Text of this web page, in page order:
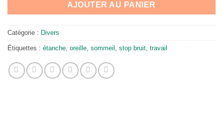
AJOUTER AU PANIER
Catégorie : Divers
Étiquettes : étanche oreille sommeil stop bruit travail